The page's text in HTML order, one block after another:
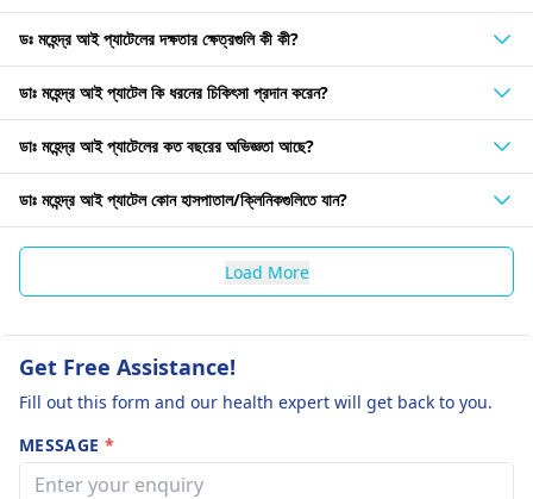
ডঃ মহেন্দ্র আই প্যাটেলের দক্ষতার ক্ষেত্রগুলি কী কী?
ডাঃ মহেন্দ্র আই প্যাটেল কি ধরনের চিকিৎসা প্রদান করেন?
ডাঃ মহেন্দ্র আই প্যাটেলের কত বছরের অভিজ্ঞতা আছে?
ডাঃ মহেন্দ্র আই প্যাটেল কোন হাসপাতাল/ক্লিনিকগুলিতে যান?
Load More
Get Free Assistance!
Fill out this form and our health expert will get back to you.
MESSAGE *